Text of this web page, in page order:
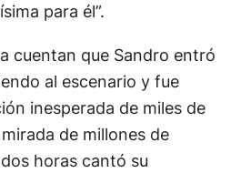
para él”.
cuentan que Sandro entró
al escenario y fue
inesperada de miles de
de millones de
horas cantó su